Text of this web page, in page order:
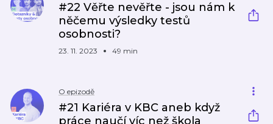
#22 Věřte nevěřte - jsou nám k
něčemu výsledky testů
osobnosti?
23. 11. 2023 49 min
O epizodě
#21 Kariéra v KBC aneb když
práce naučí víc než škola